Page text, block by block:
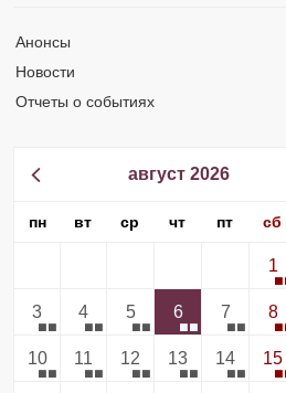
Анонсы
Новости
Отчеты о событиях
август 2026
пн вт ср чт пт сб
1
3 4 5 6 7 8
10 11 12 13 14 15